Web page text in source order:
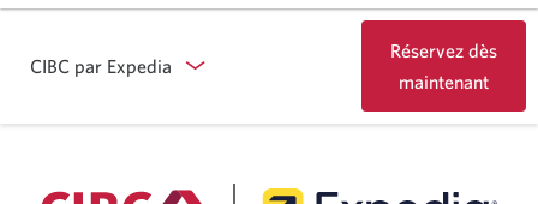
nouvelle
s'affiche.
CIBC par Expedia
Réservez dès
maintenant
avec
CIBC
par
fenêtre